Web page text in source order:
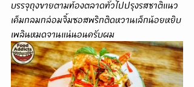
บรรจุถุงขายตามท้องตลาดทั่วไปปรุงรสชาติแนว
เค็มกลมกล่อมจิ้มซอสพริกติดหวานเล็กน้อยหยิบ
เพลินหมดจานแน่นอนครับผม